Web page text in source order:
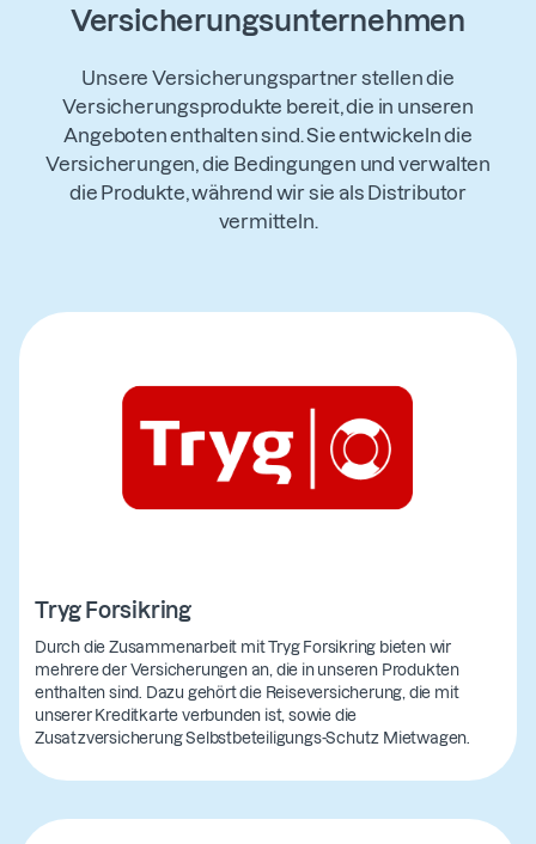
Versicherungsunternehmen
Unsere Versicherungspartner stellen die
Versicherungsprodukte bereit, die in unseren
Angeboten enthalten sind. Sie entwickeln die
Versicherungen, die Bedingungen und verwalten
die Produkte, während wir sie als Distributor
vermitteln.
Tryg Forsikring
Durch die Zusammenarbeit mit Tryg Forsikring bieten wir
mehrere der Versicherungen an, die in unseren Produkten
enthalten sind. Dazu gehört die Reiseversicherung, die mit
unserer Kreditkarte verbunden ist, sowie die
Zusatzversicherung Selbstbeteiligungs-Schutz Mietwagen.